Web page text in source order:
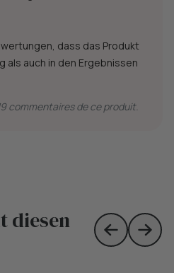
dass das Produkt
als auch in den Ergebnissen
commentaires de ce produit.
diesen
Skip toSkip